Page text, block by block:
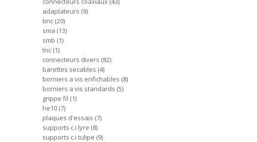
adaptateurs 9
bnc 20
sma 13
smb 1
tnc 1
connecteurs divers 82
barettes secables 4
borniers a vis enfichables 8
borniers a vis standards 5
grippe fil 1
he10 7
plaques d'essais 7
supports c.i lyre 8
supports c.i tulipe 9